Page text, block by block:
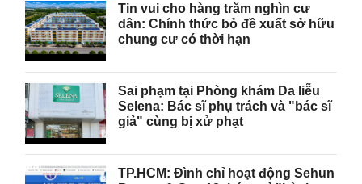
Tin vui cho hàng trăm nghìn cư
dân: Chính thức bỏ đề xuất sở hữu
chung cư có thời hạn
Sai phạm tại Phòng khám Da liễu
Selena: Bác sĩ phụ trách và "bác sĩ
giả" cùng bị xử phạt
TP.HCM: Đình chỉ hoạt động Sehun